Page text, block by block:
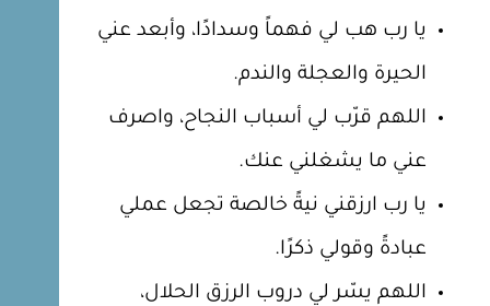
يا رب هب لي فهماً وسدادًا، وأبعد عني
الحيرة والعجلة والندم.
اللهم قرّب لي أسباب النجاح، واصرف
عني ما يشغلني عنك.
يا رب ارزقني نيةً خالصة تجعل عملي
عبادةً وقولي ذكرًا.
اللهم يسّر لي دروب الرزق الحلال،